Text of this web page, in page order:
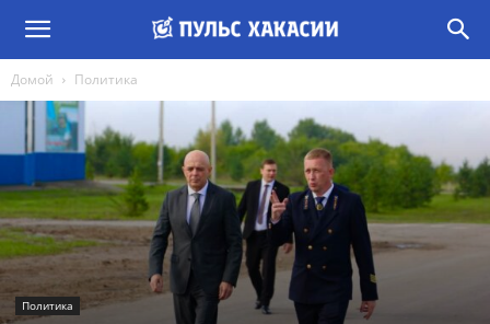
Домой Политика
Политика